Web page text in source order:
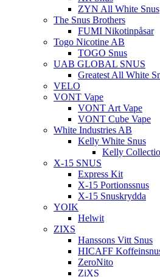
ZYN All White Snus
The Snus Brothers
FUMI Nikotinpåsar
Togo Nicotine AB
TOGO Snus
UAB GLOBAL SNUS
Greatest All White
VELO
VONT Vape
VONT Art Vape
VONT Cube Vape
White Industries AB
Kelly White Snus
Kelly
X-15 SNUS
Express Kit
X-15 Portionssnus
X-15 Snuskrydda
YOIK
Helwit
ZIXS
Hanssons Vitt Snus
HICAFF
ZeroNito
ZiXS